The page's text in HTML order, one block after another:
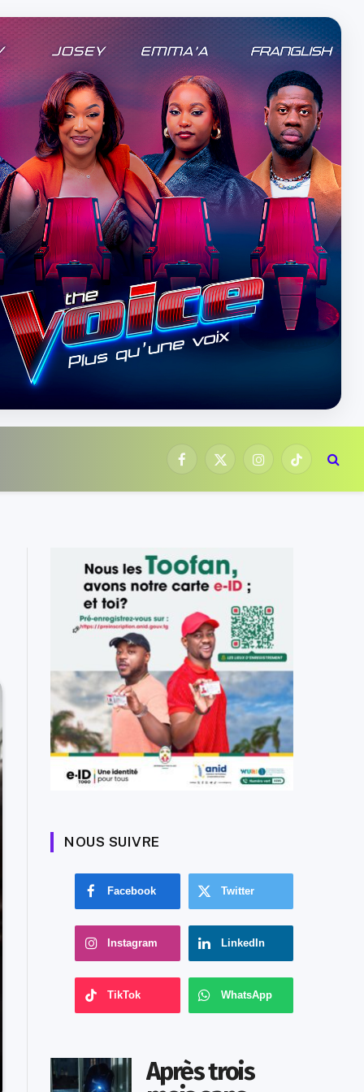
Facebook
X
InstagramTikTok
NOUS SUIVRE
Facebook Twitter
Instagram LinkedIn
TikTok WhatsApp
Après trois